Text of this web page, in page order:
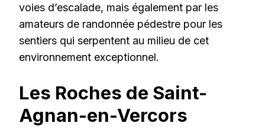
voies d’escalade, mais également par les
amateurs de randonnée pédestre pour les
sentiers qui serpentent au milieu de cet
environnement exceptionnel.
Les Roches de Saint-
Agnan-en-Vercors